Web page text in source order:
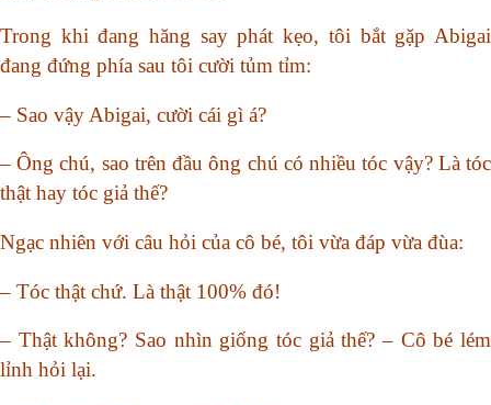
Trong khi đang hăng say phát kẹo, tôi bắt gặp Abigai
đang đứng phía sau tôi cười tủm tỉm:
– Sao vậy Abigai, cười cái gì á?
– Ông chú, sao trên đầu ông chú có nhiều tóc vậy? Là tóc
thật hay tóc giả thế?
Ngạc nhiên với câu hỏi của cô bé, tôi vừa đáp vừa đùa:
– Tóc thật chứ. Là thật 100% đó!
– Thật không? Sao nhìn giống tóc giả thế? – Cô bé lém
lỉnh hỏi lại.